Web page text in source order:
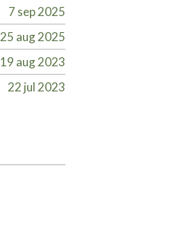
7 sep 2025
25 aug 2025
19 aug 2023
22 jul 2023